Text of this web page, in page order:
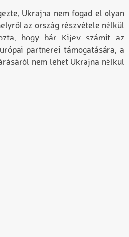
, Ukrajna nem fogad el olyan
az ország részvétele nélkül
hogy bár Kijev számít az
partnerei támogatására, a
nem lehet Ukrajna nélkül